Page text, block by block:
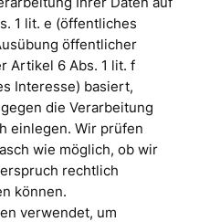
1 lit. e (öffentliches
öffentlicher
Artikel 6 Abs. 1 lit. f
Interesse) basiert,
die Verarbeitung
einlegen. Wir prüfen
wie möglich, ob wir
rechtlich
können.
verwendet, um